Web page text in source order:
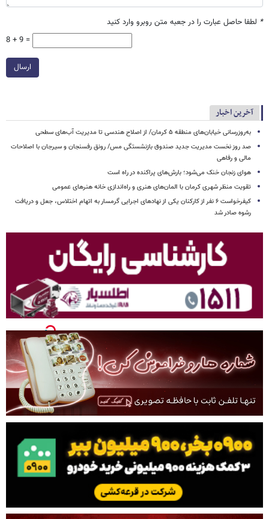
* لطفا حاصل عبارت را در جعبه متن روبرو وارد کنید
8 + 9 =
ارسال
آخرین اخبار
به‌روزرسانی خیابان‌های منطقه ۵ کرمان/ از اصلاح هندسی تا مدیریت آب‌های سطحی
صد روز نخست مدیریت جدید صندوق بازنشستگی مس/ رونق رفسنجان و سیرجان با اصلاحات
مالی و رفاهی
هوای زنجان خنک می‌شود؛ بارش‌های پراکنده در راه است
تقویت منظر شهری کرمان با المان‌های هنری و راه‌اندازی خانه هنرهای عمومی
کیفرخواست ۶ نفر از کارکنان یکی از نهادهای اجرایی گرمسار به اتهام اختلاس، جعل و دریافت
رشوه صادر شد